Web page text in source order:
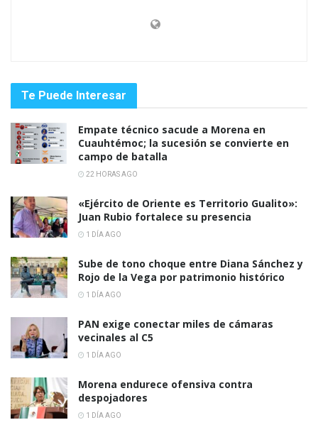
Te Puede Interesar
Empate técnico sacude a Morena en
Cuauhtémoc; la sucesión se convierte en
campo de batalla
22 HORAS AGO
«Ejército de Oriente es Territorio Gualito»:
Juan Rubio fortalece su presencia
1 DÍA AGO
Sube de tono choque entre Diana Sánchez y
Rojo de la Vega por patrimonio histórico
1 DÍA AGO
PAN exige conectar miles de cámaras
vecinales al C5
1 DÍA AGO
Morena endurece ofensiva contra
despojadores
1 DÍA AGO